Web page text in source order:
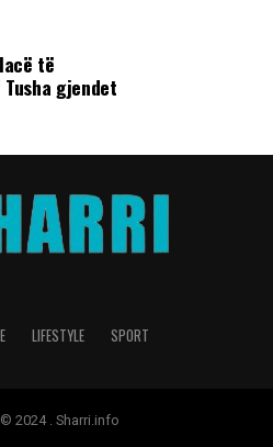
të
gjendet
LIFESTYLE SPORT
2024 . Sharri.info